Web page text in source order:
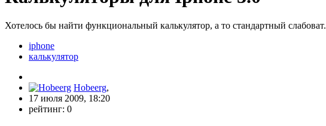
Хотелось бы найти функциональный калькулятор, а то стандартный слабоват.
iphone
калькулятор
Hobeerg,
17 июля 2009, 18:20
рейтинг: 0